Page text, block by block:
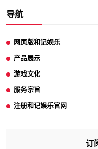
导航
网页版和记娱乐
产品展示
游戏文化
服务宗旨
注册和记娱乐官网
订